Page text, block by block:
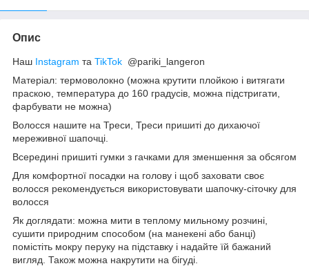
Опис
Наш Instagram та TikTok @pariki_langeron
Матеріал: термоволокно (можна крутити плойкою і витягати
праскою, температура до 160 градусів, можна підстригати,
фарбувати не можна)
Волосся нашите на Треси, Треси пришиті до дихаючої
мереживної шапочці.
Всередині пришиті гумки з гачками для зменшення за обсягом
Для комфортної посадки на голову і щоб заховати своє
волосся рекомендується використовувати шапочку-сіточку для
волосся
Як доглядати: можна мити в теплому мильному розчині,
сушити природним способом (на манекені або банці)
помістіть мокру перуку на підставку і надайте їй бажаний
вигляд. Також можна накрутити на бігуді.